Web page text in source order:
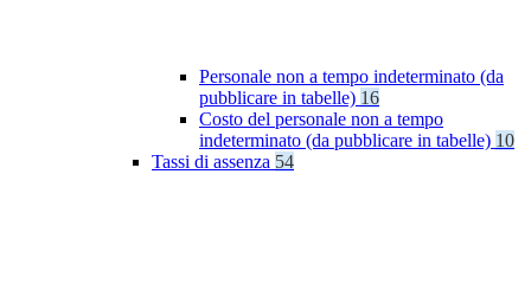
Personale non a tempo indeterminato (da
pubblicare in tabelle) 16
Costo del personale non a tempo
indeterminato (da pubblicare in tabelle) 10
Tassi di assenza 54